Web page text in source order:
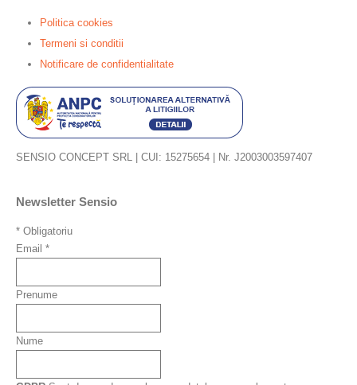
Politica cookies
Termeni si conditii
Notificare de confidentialitate
SENSIO CONCEPT SRL | CUI: 15275654 | Nr. J2003003597407
Newsletter Sensio
* Obligatoriu
Email *
Prenume
Nume